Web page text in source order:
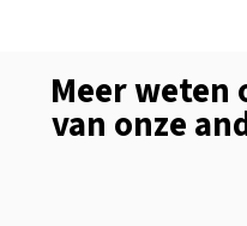
Meer weten
van onze